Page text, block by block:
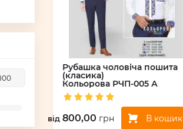
Рубашка чоловіча пошита
(класика)
Кольорова РЧП-005 А
вiд 800,00 грн В кошик